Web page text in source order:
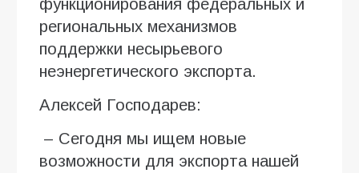
функционирования федеральных и
региональных механизмов
поддержки несырьевого
неэнергетического экспорта.
Алексей Господарев:
– Сегодня мы ищем новые
возможности для экспорта нашей